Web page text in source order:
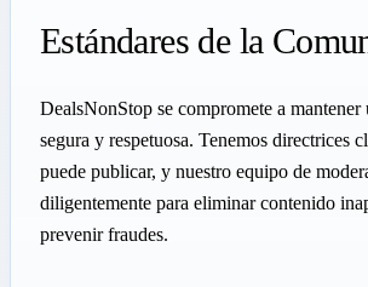
Estándares de la
DealsNonStop se compromete a mantener
segura y respetuosa. Tenemos directrices
puede publicar, y nuestro equipo de
diligentemente para eliminar contenido
prevenir fraudes.